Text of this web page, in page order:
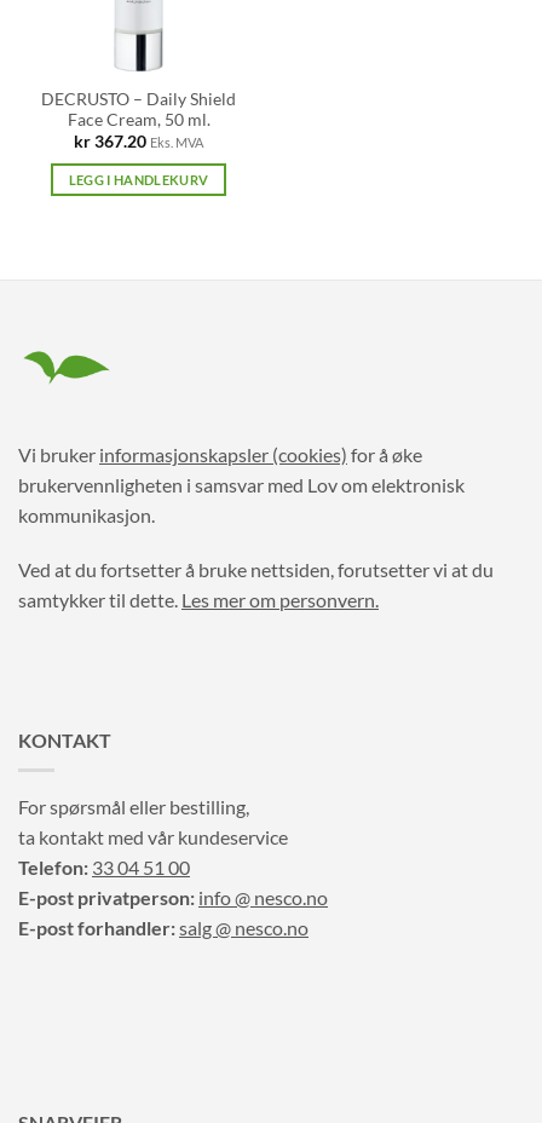
DECRUSTO – Daily Shield
Face Cream, 50 ml.
kr367.20 Eks. MVA
LEGG I HANDLEKURV
Vi bruker informasjonskapsler (cookies) for å øke
brukervennligheten i samsvar med Lov om elektronisk
kommunikasjon.
Ved at du fortsetter å bruke nettsiden, forutsetter vi at du
samtykker til dette. Les mer om personvern.
KONTAKT
For spørsmål eller bestilling,
ta kontakt med vår kundeservice
Telefon: 33 04 51 00
E-post privatperson: info @ nesco.no
E-post forhandler:salg @ nesco.no